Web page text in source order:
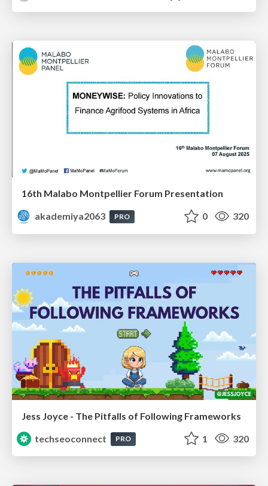
16th Malabo Montpellier Forum Presentation
akademiya2063
PRO 0 320
Jess Joyce - The Pitfalls of Following Frameworks
techseoconnect
PRO 1 320